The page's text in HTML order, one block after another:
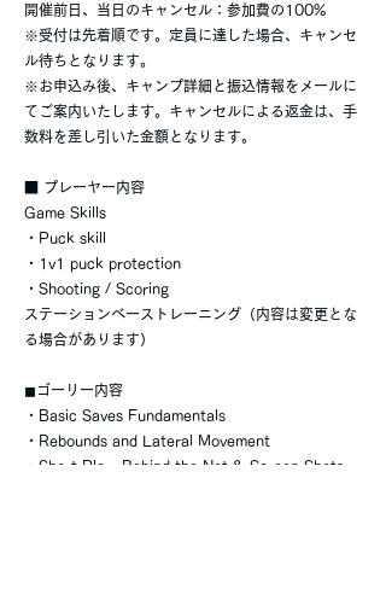
開催前日、当日のキャンセル：参加費の100%
※受付は先着順です。定員に達した場合、キャンセ
ル待ちとなります。
※お申込み後、キャンプ詳細と振込情報をメールに
てご案内いたします。キャンセルによる返金は、手
数料を差し引いた金額となります。
■ プレーヤー内容
Game Skills
・Puck skill
・1v1 puck protection
・Shooting / Scoring
ステーションベーストレーニング（内容は変更とな
る場合があります）
◼︎ゴーリー内容
・Basic Saves Fundamentals
・Rebounds and Lateral Movement
・Short Play, Behind the Net & Screen Shots,